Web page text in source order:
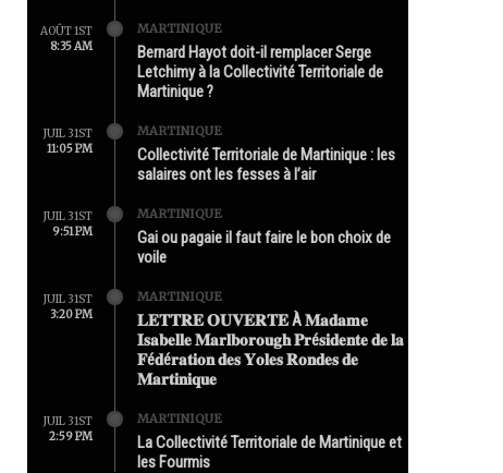
AOÛT 1ST
8:35 AM
MARTINIQUE
Bernard Hayot doit-il remplacer Serge
Letchimy à la Collectivité Territoriale de
Martinique ?
JUIL 31ST
11:05 PM
MARTINIQUE
Collectivité Territoriale de Martinique : les
salaires ont les fesses à l’air
JUIL 31ST
9:51 PM
MARTINIQUE
Gai ou pagaie il faut faire le bon choix de
voile
JUIL 31ST
3:20 PM
MARTINIQUE
𝐋𝐄𝐓𝐓𝐑𝐄 𝐎𝐔𝐕𝐄𝐑𝐓𝐄 À 𝐌𝐚𝐝𝐚𝐦𝐞
𝐈𝐬𝐚𝐛𝐞𝐥𝐥𝐞 𝐌𝐚𝐫𝐥𝐛𝐨𝐫𝐨𝐮𝐠𝐡 𝐏𝐫é𝐬𝐢𝐝𝐞𝐧𝐭𝐞 𝐝𝐞 𝐥𝐚
𝐅é𝐝é𝐫𝐚𝐭𝐢𝐨𝐧 𝐝𝐞𝐬 𝐘𝐨𝐥𝐞𝐬 𝐑𝐨𝐧𝐝𝐞𝐬 𝐝𝐞
𝐌𝐚𝐫𝐭𝐢𝐧𝐢𝐪𝐮𝐞
JUIL 31ST
2:59 PM
MARTINIQUE
La Collectivité Territoriale de Martinique et
les Fourmis